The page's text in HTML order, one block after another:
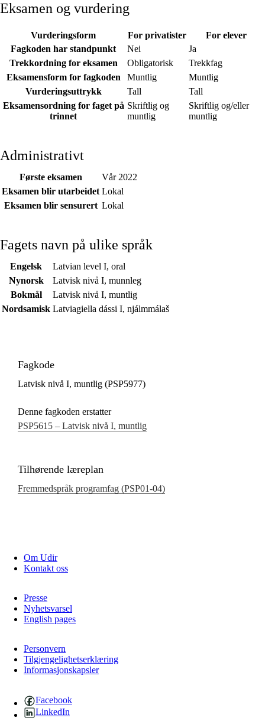
Eksamen og vurdering
Vurderingsform For privatister
For elever
Fagkoden har standpunkt
Nei
Ja
Trekkordning for eksamen
Obligatorisk
Trekkfag
Eksamensform for fagkoden
Muntlig
Muntlig
Vurderingsuttrykk
Tall
Tall
Eksamensordning for faget på
trinnet
Skriftlig og
muntlig
Skriftlig og/eller
muntlig
Administrativt
Første eksamen
Vår 2022
Eksamen blir utarbeidet Lokal
Eksamen blir sensurert Lokal
Fagets navn på ulike språk
Engelsk
Latvian level I, oral
Nynorsk
Latvisk nivå I, munnleg
Bokmål
Latvisk nivå I, muntlig
Nordsamisk Latviagiella dássi I, njálmmálaš
Fagkode
Latvisk nivå I, muntlig (PSP5977)
Denne fagkoden erstatter
PSP5615 – Latvisk nivå I, muntlig
Tilhørende læreplan
Fremmedspråk programfag (PSP01‑04)
Om Udir
Kontakt oss
Presse
Nyhetsvarsel
English pages
Personvern
Tilgjengelighetserklæring
Informasjonskapsler
Facebook
LinkedIn